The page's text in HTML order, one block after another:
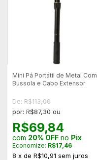
Mini Pá Portátil de Metal Com
Bussola e Cabo Extensor
De: R$113,00
por: R$87,30 ou
R$69,84
com 20% OFF no Pix
Economize: R$17,46
8 x de R$10,91 sem juros